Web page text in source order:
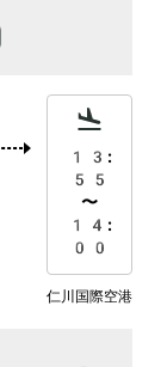
13:
55
〜
14:
00
仁川国際空港